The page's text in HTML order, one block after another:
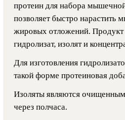
протеин для набора
позволяет быстро нарастить
жировых отложений. Продукт
гидролизат, изолят и
Для изготовления
такой форме протеиновая
Изоляты являются
через полчаса.